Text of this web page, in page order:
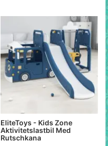
EliteToys - Kids Zone
Aktivitetslastbil Med
Rutschkana